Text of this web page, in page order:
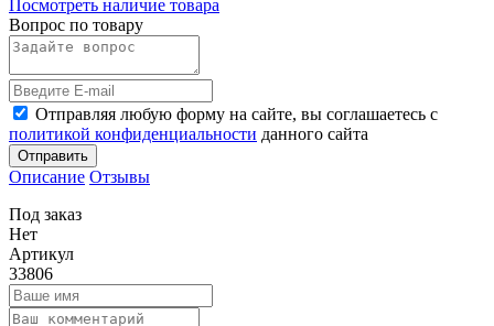
Посмотреть наличие товара
Вопрос по товару
Отправляя любую форму на сайте, вы соглашаетесь с
политикой конфиденциальности данного сайта
Отправить
Описание Отзывы
Под заказ
Нет
Артикул
33806